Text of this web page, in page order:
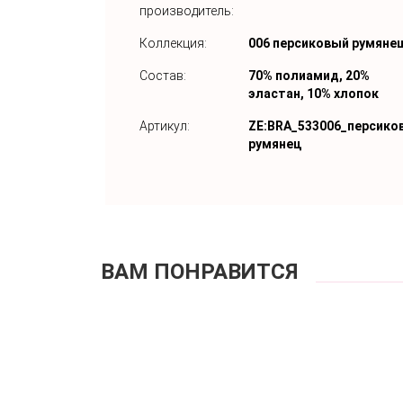
производитель:
Коллекция: 006 персиковый
Состав:
70% полиамид, 20%
эластан, 10% хлопок
Артикул:
румянец
ВАМ ПОНРАВИТСЯ